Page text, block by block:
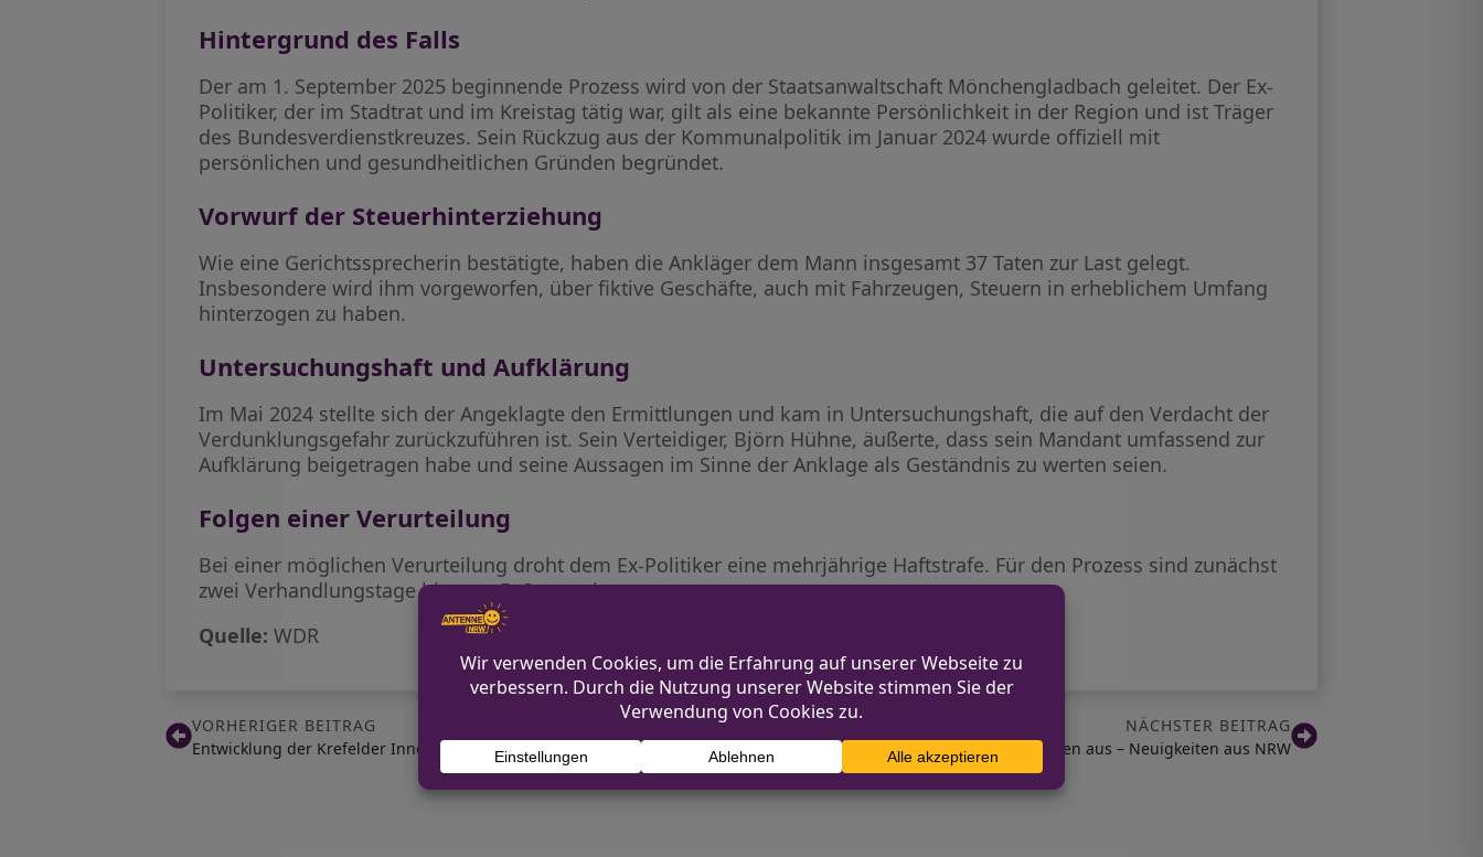
Hintergrund des Falls
Der am 1. September 2025 beginnende Prozess wird von der Staatsanwaltschaft Mönchengladbach geleitet. Der Ex-
Politiker, der im Stadtrat und im Kreistag tätig war, gilt als eine bekannte Persönlichkeit in der Region und ist Träger
des Bundesverdienstkreuzes. Sein Rückzug aus der Kommunalpolitik im Januar 2024 wurde offiziell mit
persönlichen und gesundheitlichen Gründen begründet.
Vorwurf der Steuerhinterziehung
Wie eine Gerichtssprecherin bestätigte, haben die Ankläger dem Mann insgesamt 37 Taten zur Last gelegt.
Insbesondere wird ihm vorgeworfen, über fiktive Geschäfte, auch mit Fahrzeugen, Steuern in erheblichem Umfang
hinterzogen zu haben.
Untersuchungshaft und Aufklärung
Im Mai 2024 stellte sich der Angeklagte den Ermittlungen und kam in Untersuchungshaft, die auf den Verdacht der
Verdunklungsgefahr zurückzuführen ist. Sein Verteidiger, Björn Hühne, äußerte, dass sein Mandant umfassend zur
Aufklärung beigetragen habe und seine Aussagen im Sinne der Anklage als Geständnis zu werten seien.
Folgen einer Verurteilung
Bei einer möglichen Verurteilung droht dem Ex-Politiker eine mehrjährige Haftstrafe. Für den Prozess sind zunächst
zwei Verhandlungstage bis zum 5. September angesetzt.
Quelle: WDR
VORHERIGER BEITRAG
Entwicklung der Krefelder Innenstadt: Verschiedene Perspektiven
NÄCHSTER BEITRAG
Merz schließt Steuererhöhungen aus – Neuigkeiten aus NRW